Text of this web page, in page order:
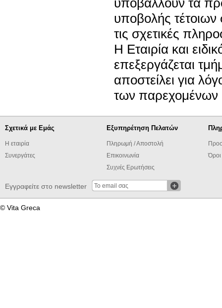
υποβάλλουν τα
υποβολής τέτοιων
τις σχετικές
Η Εταιρία και
επεξεργάζεται
αποστείλει για
των παρεχομένων
Σχετικά με Εμάς
Η εταιρία
Συνεργάτες
Εξυπηρέτηση Πελατών
Πληρωμή / Αποστολή
Επικοινωνία
Συχνές Ερωτήσεις
Εγγραφείτε στο newsletter
© Vita Greca